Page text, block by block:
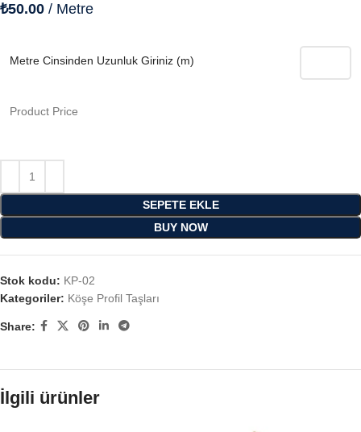
₺50.00 / Metre
Metre Cinsinden Uzunluk Giriniz (m)
Product Price
SEPETE EKLE
BUY NOW
Stok kodu: KP-02
Kategoriler: Köşe Profil Taşları
Share:
İlgili ürünler